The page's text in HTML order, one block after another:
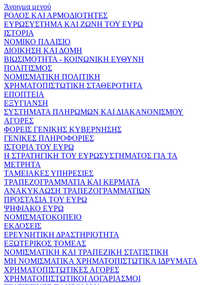
Άνοιγμα μενού
ΡΟΛΟΣ ΚΑΙ ΑΡΜΟΔΙΟΤΗΤΕΣ
ΕΥΡΩΣΥΣΤΗΜΑ ΚΑΙ ΖΩΝΗ ΤΟΥ ΕΥΡΩ
ΙΣΤΟΡΙΑ
ΝΟΜΙΚΟ ΠΛΑΙΣΙΟ
ΔΙΟΙΚΗΣΗ ΚΑΙ ΔΟΜΗ
ΒΙΩΣΙΜΟΤΗΤΑ - ΚΟΙΝΩΝΙΚΗ ΕΥΘΥΝΗ
ΠΟΛΙΤΙΣΜΟΣ
ΝΟΜΙΣΜΑΤΙΚΗ ΠΟΛΙΤΙΚΗ
ΧΡΗΜΑΤΟΠΙΣΤΩΤΙΚΗ ΣΤΑΘΕΡΟΤΗΤΑ
ΕΠΟΠΤΕΙΑ
ΕΞΥΓΙΑΝΣΗ
ΣΥΣΤΗΜΑΤΑ ΠΛΗΡΩΜΩΝ ΚΑΙ ΔΙΑΚΑΝΟΝΙΣΜΟΥ
ΑΓΟΡΕΣ
ΦΟΡΕΙΣ ΓΕΝΙΚΗΣ ΚΥΒΕΡΝΗΣΗΣ
ΓΕΝΙΚΕΣ ΠΛΗΡΟΦΟΡΙΕΣ
ΙΣΤΟΡΙΑ ΤΟΥ ΕΥΡΩ
Η ΣΤΡΑΤΗΓΙΚΗ ΤΟΥ ΕΥΡΩΣΥΣΤΗΜΑΤΟΣ ΓΙΑ ΤΑ
ΜΕΤΡΗΤΑ
ΤΑΜΕΙΑΚΕΣ ΥΠΗΡΕΣΙΕΣ
ΤΡΑΠΕΖΟΓΡΑΜΜΑΤΙΑ ΚΑΙ ΚΕΡΜΑΤΑ
ΑΝΑΚΥΚΛΩΣΗ ΤΡΑΠΕΖΟΓΡΑΜΜΑΤΙΩΝ
ΠΡΟΣΤΑΣΙΑ ΤΟΥ ΕΥΡΩ
ΨΗΦΙΑΚΟ ΕΥΡΩ
ΝΟΜΙΣΜΑΤΟΚΟΠΕΙΟ
ΕΚΔΟΣΕΙΣ
ΕΡΕΥΝΗΤΙΚΗ ΔΡΑΣΤΗΡΙΟΤΗΤΑ
ΕΞΩΤΕΡΙΚΟΣ ΤΟΜΕΑΣ
ΝΟΜΙΣΜΑΤΙΚΗ ΚΑΙ ΤΡΑΠΕΖΙΚΗ ΣΤΑΤΙΣΤΙΚΗ
ΜΗ ΝΟΜΙΣΜΑΤΙΚΑ ΧΡΗΜΑΤΟΠΙΣΤΩΤΙΚΑ ΙΔΡΥΜΑΤΑ
ΧΡΗΜΑΤΟΠΙΣΤΩΤΙΚΕΣ ΑΓΟΡΕΣ
ΧΡΗΜΑΤΟΠΙΣΤΩΤΙΚΟΙ ΛΟΓΑΡΙΑΣΜΟΙ